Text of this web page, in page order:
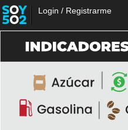
Login / Registrarme